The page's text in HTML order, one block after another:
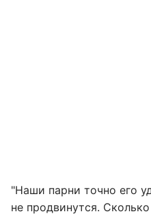
"Наши парни точно его
не продвинутся.